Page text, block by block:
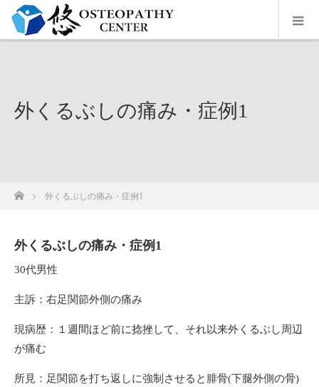
外くるぶしの痛み・症例1
ホーム外くるぶしの痛み・症例1
外くるぶしの痛み・症例1
30代男性
主訴：右足関節外側の痛み
現病歴：１週間ほど前に捻挫して、それ以来外くるぶし周辺
が痛む
所見：足関節を打ち返しに強制させると腓骨(下腿外側の骨)